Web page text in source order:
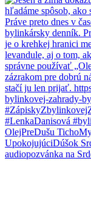
audiopozvánka na